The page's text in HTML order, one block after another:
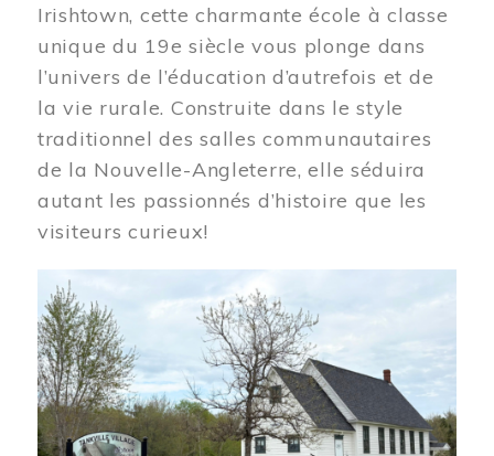
Irishtown, cette charmante école à classe
unique du 19e siècle vous plonge dans
l’univers de l’éducation d’autrefois et de
la vie rurale. Construite dans le style
traditionnel des salles communautaires
de la Nouvelle-Angleterre, elle séduira
autant les passionnés d’histoire que les
visiteurs curieux!
Image